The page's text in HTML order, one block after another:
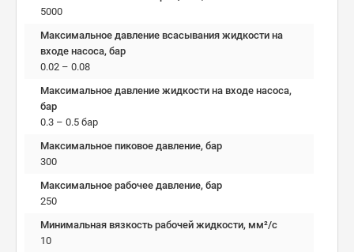
5000
Максимальное давление всасывания жидкости на
входе насоса, бар
0.02 – 0.08
Максимальное давление жидкости на входе насоса,
бар
0.3 – 0.5 бар
Максимальное пиковое давление, бар
300
Максимальное рабочее давление, бар
250
Минимальная вязкость рабочей жидкости, мм²/c
10